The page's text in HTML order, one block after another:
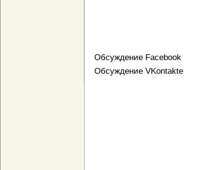
Обсуждение Facebook
Обсуждение VKontakte